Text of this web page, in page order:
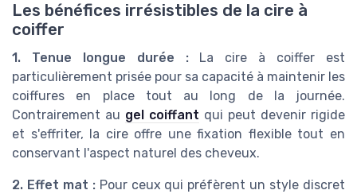
Les bénéfices irrésistibles de la cire à
coiffer
1. Tenue longue durée :La cire à coiffer est
particulièrement prisée pour sa capacité à maintenir les
coiffures en place tout au long de la journée.
Contrairement au gel coiffant qui peut devenir rigide
et s'effriter, la cire offre une fixation flexible tout en
conservant l'aspect naturel des cheveux.
2. Effet mat :Pour ceux qui préfèrent un style discret